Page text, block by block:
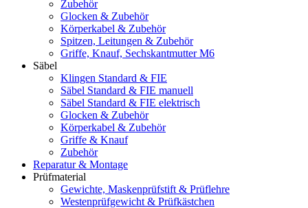
Zubehör
Glocken & Zubehör
Körperkabel & Zubehör
Spitzen, Leitungen & Zubehör
Griffe, Knauf, Sechskantmutter M6
Säbel
Klingen Standard & FIE
Säbel Standard & FIE manuell
Säbel Standard & FIE elektrisch
Glocken & Zubehör
Körperkabel & Zubehör
Griffe & Knauf
Zubehör
Reparatur & Montage
Prüfmaterial
Gewichte, Maskenprüfstift & Prüflehre
Westenprüfgewicht & Prüfkästchen